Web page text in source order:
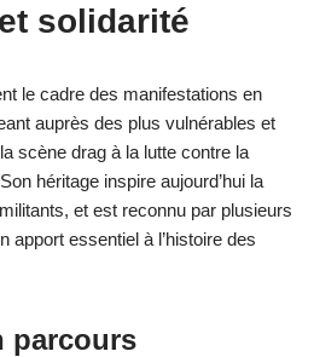
solidarité
le cadre des manifestations en
auprès des plus vulnérables et
scène drag à la lutte contre la
héritage inspire aujourd’hui la
et est reconnu par plusieurs
apport essentiel à l’histoire des
parcours